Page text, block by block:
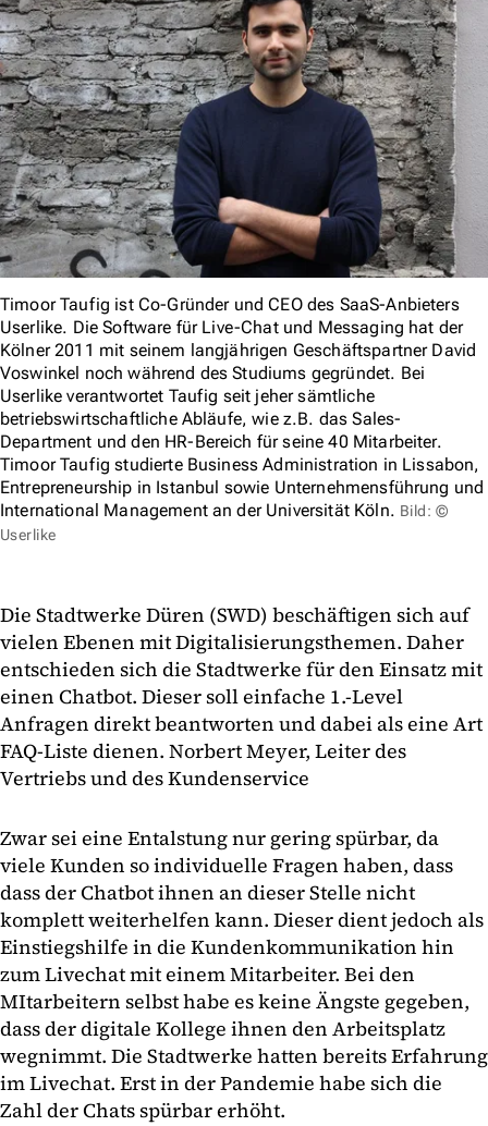
Timoor Taufig ist Co-Gründer und CEO des SaaS-Anbieters
Userlike. Die Software für Live-Chat und Messaging hat der
Kölner 2011 mit seinem langjährigen Geschäftspartner David
Voswinkel noch während des Studiums gegründet. Bei
Userlike verantwortet Taufig seit jeher sämtliche
betriebswirtschaftliche Abläufe, wie z.B. das Sales-
Department und den HR-Bereich für seine 40 Mitarbeiter.
Timoor Taufig studierte Business Administration in Lissabon,
Entrepreneurship in Istanbul sowie Unternehmensführung und
International Management an der Universität Köln. Bild: ©
Userlike
Die Stadtwerke Düren (SWD) beschäftigen sich auf
vielen Ebenen mit Digitalisierungsthemen. Daher
entschieden sich die Stadtwerke für den Einsatz mit
einen Chatbot. Dieser soll einfache 1.-Level
Anfragen direkt beantworten und dabei als eine Art
FAQ-Liste dienen. Norbert Meyer, Leiter des
Vertriebs und des Kundenservice
Zwar sei eine Entalstung nur gering spürbar, da
viele Kunden so individuelle Fragen haben, dass
dass der Chatbot ihnen an dieser Stelle nicht
komplett weiterhelfen kann. Dieser dient jedoch als
Einstiegshilfe in die Kundenkommunikation hin
zum Livechat mit einem Mitarbeiter. Bei den
MItarbeitern selbst habe es keine Ängste gegeben,
dass der digitale Kollege ihnen den Arbeitsplatz
wegnimmt. Die Stadtwerke hatten bereits Erfahrung
im Livechat. Erst in der Pandemie habe sich die
Zahl der Chats spürbar erhöht.